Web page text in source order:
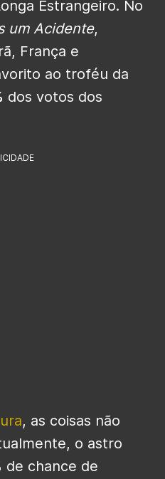
Estrangeiro. No
um Acidente,
França e
ao troféu da
dos votos dos
, as coisas não
o astro
de chance de